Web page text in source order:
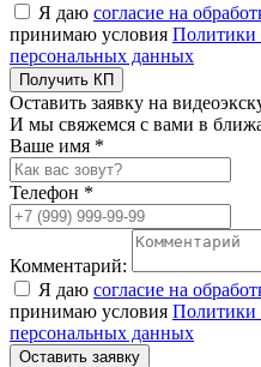
Я даю согласие на
принимаю условия Политики
персональных данных
Получить КП
Оставить заявку на
И мы свяжемся с вами в
Ваше имя *
Телефон *
Комментарий:
Я даю согласие на
принимаю условия Политики
персональных данных
Оставить заявку